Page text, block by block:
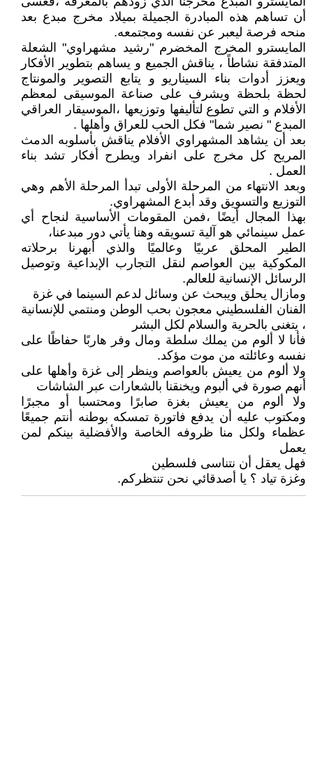
أن تساهم هذه المبادرة الجميلة بميلاد مخرج مبدع بعد
منحه فرصة ليعبر عن نفسه ومجتمعه.
المايسترو المخرج المخضرم "رشيد مشهراوي" الشعلة
المتدفقة نشاطاً ، يناقش الجميع و يساهم بتطوير الأفكار
ويعزز أدوات بناء السيناريو و يتابع التصوير والمونتاج
لحظة بلحظة ويشرف على صناعة الموسيقى لمعظم
الأفلام و التي تطوع لتأليفها وتوزيعها ،الموسيقار العراقي
المبدع " نصير شما" فكل الحب للعراق وأهلها .
بعد أن يشاهد المشهراوي الأفلام يناقش بأسلوبه الدمث
المريح كل مخرج على انفراد ويطرح أفكار تشد بناء
العمل .
وبعد الانتهاء من المرحلة الأولى تبدأ المرحلة الأهم وهي
التوزيع والتسويق وقد أبدع المشهراوي.
بهذا المجال أيضًا ،فمن المقومات الأساسية لنجاح أي
عمل سينمائي هو آلية تسويقه وهنا يأتي دور مبدعنا،
الطير المحلق عربيًا وعالميًا والذي أبهرنا برحلاته
المكوكية بين العواصم لنقل التجارب الإبداعية وتوصيل
الرسائل الإنسانية للعالم.
ومازال يحلق ويبحث عن وسائل لدعم السينما في غزة
الفنان الفلسطيني معجون بحب الوطن ومنتمي للإنسانية
، يتغنى بالحرية والسلام لكل البشر
فأنا لا ألوم من يملك سلطة ومال وفر هاربًا حفاظًا على
نفسه وعائلته من موت مؤكد.
ولا ألوم من يعيش بالعواصم وينظر إلى غزة وأهلها على
أنهم صورة في ألبوم ويخنقنا بالشعارات عبر الشاشات
ولا ألوم من يعيش بغزة صابرًا ومحتسبا أو مجبرًا
ومكتوب عليه أن يدفع فاتورة تمسكه بوطنه أنتم جميعًا
عظماء ولكل منا ظروفه الخاصة والأفضلية بينكم لمن
يعمل
فهل يعقل أن نتناسى فلسطين
وغزة تياد ؟ يا أصدقائي نحن تنتظركم.